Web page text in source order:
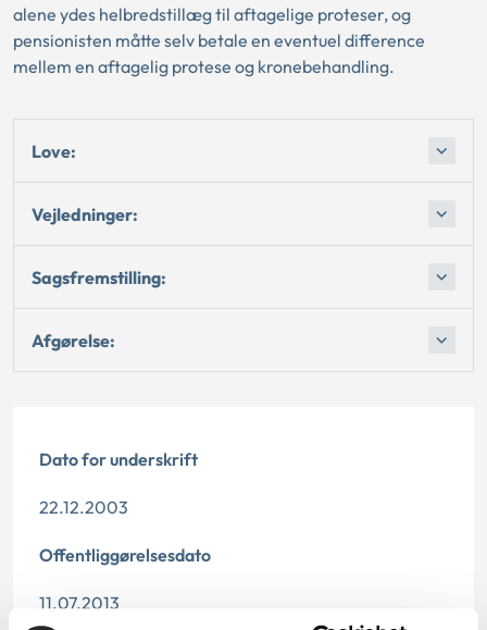
alene ydes helbredstillæg til aftagelige proteser, og
pensionisten måtte selv betale en eventuel difference
mellem en aftagelig protese og kronebehandling.
Love:
Vejledninger:
Sagsfremstilling:
Afgørelse:
Dato for underskrift
22.12.2003
Offentliggørelsesdato
11.07.2013